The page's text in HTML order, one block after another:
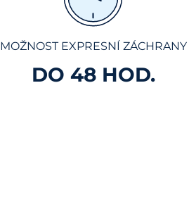
MOŽNOST EXPRESNÍ ZÁCHRANY
DO 48 HOD.